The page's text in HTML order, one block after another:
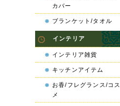
カバー
ブランケット/タオル
インテリア
インテリア雑貨
キッチンアイテム
お香/フレグランス/コス
メ